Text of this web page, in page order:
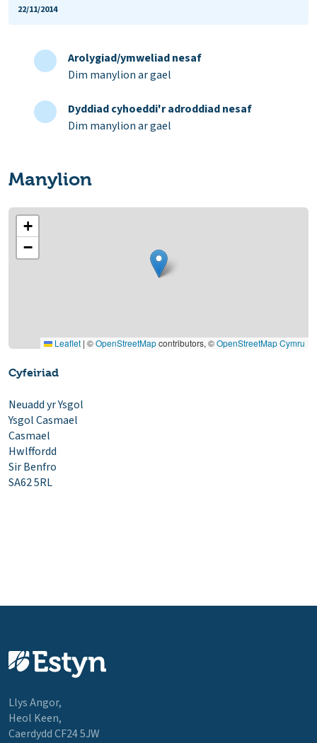
22/11/2014
Arolygiad/ymweliad nesaf
Dim manylion ar gael
Dyddiad cyhoeddi'r adroddiad nesaf
Dim manylion ar gael
Manylion
+
−
Leaflet | ©OpenStreetMapcontributors, ©OpenStreetMap Cymru
Cyfeiriad
Neuadd yr Ysgol
Ysgol Casmael
Casmael
Hwlffordd
Sir Benfro
SA62 5RL
Llys Angor,
Heol Keen,
Caerdydd CF24 5JW